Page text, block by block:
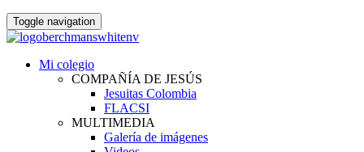
Toggle navigation
Mi colegio
COMPAÑÍA DE JESÚS
Jesuitas Colombia
FLACSI
MULTIMEDIA
Galería de imágenes